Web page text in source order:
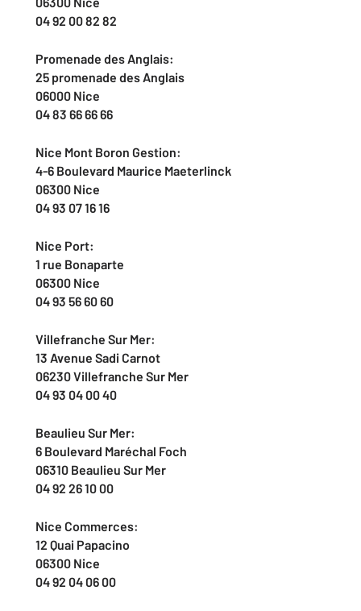
04 92 00 82 82
Promenade des Anglais:
25 promenade des Anglais
06000 Nice
04 83 66 66 66
Nice Mont Boron Gestion:
4-6 Boulevard Maurice Maeterlinck
06300 Nice
04 93 07 16 16
Nice Port:
1 rue Bonaparte
06300 Nice
04 93 56 60 60
Villefranche Sur Mer:
13 Avenue Sadi Carnot
06230 Villefranche Sur Mer
04 93 04 00 40
Beaulieu Sur Mer:
6 Boulevard Maréchal Foch
06310 Beaulieu Sur Mer
04 92 26 10 00
Nice Commerces:
12 Quai Papacino
06300 Nice
04 92 04 06 00